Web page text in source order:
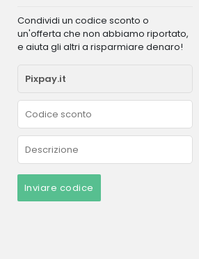
Condividi un codice sconto o
un'offerta che non abbiamo riportato,
e aiuta gli altri a risparmiare denaro!
Inviare codice